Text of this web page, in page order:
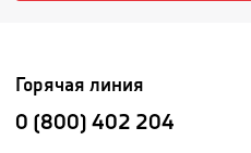
Горячая линия
0 (800) 402 204